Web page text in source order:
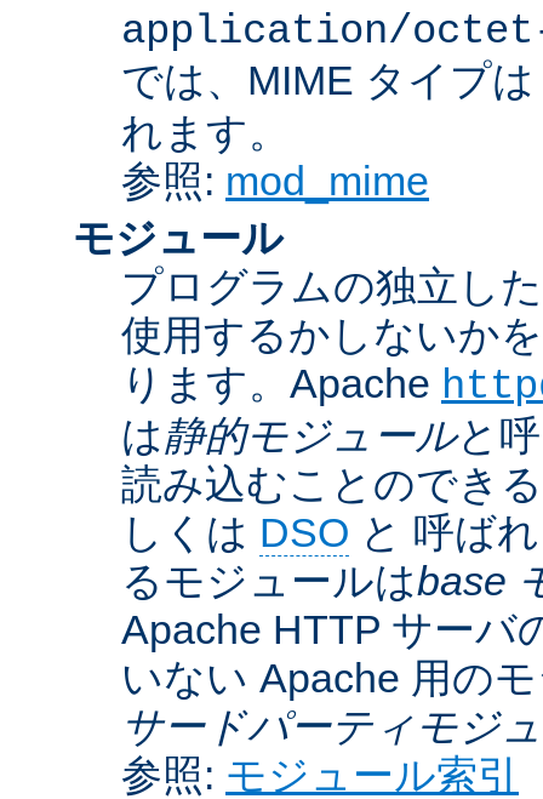
application/
では、MIME タイプ
れます。
参照: mod_mime
モジュール
プログラムの独立し
使用するかしないか
ります。Apache
は静的モジュールと
読み込むことのでき
しくは DSO と 呼ば
るモジュールはbase
Apache HTTP サーバ
いない Apache 用の
サードパーティモジ
参照: モジュール索引